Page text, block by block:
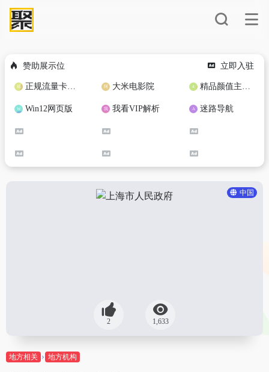
赞助展示位 立即入驻
正规流量卡免费加盟合作 大米电影院 精品颜值主播定制
Win12网页版 我看VIP解析 迷路导航
中国
2 1,633
地方相关 地方机构